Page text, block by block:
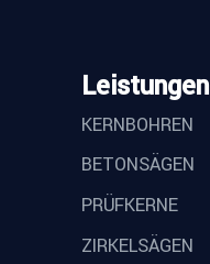
Leistungen
KERNBOHREN
BETONSÄGEN
PRÜFKERNE
ZIRKELSÄGEN